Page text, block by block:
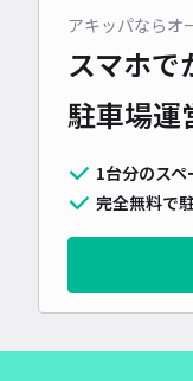
アキッパならオ
スマホで
駐車場運
1台分のス
完全無料で